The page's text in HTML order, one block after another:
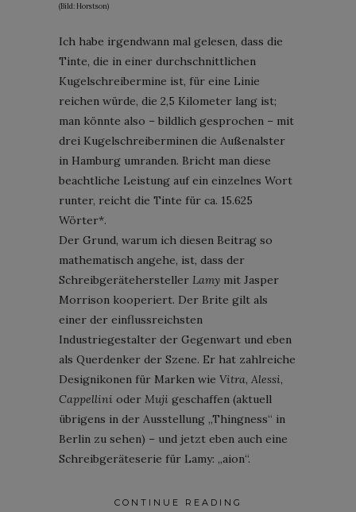
(Bild: Horstson)
Ich habe irgendwann mal gelesen, dass die
Tinte, die in einer durchschnittlichen
Kugelschreibermine ist, für eine Linie
reichen würde, die 2,5 Kilometer lang ist;
man könnte also – bildlich gesprochen – mit
drei Kugelschreiberminen die Außenalster
in Hamburg umranden. Bricht man diese
beachtliche Leistung auf ein einzelnes Wort
runter, reicht die Tinte für ca. 15.625
Wörter*.
Der Grund, warum ich diesen Beitrag so
mathematisch angehe, ist, dass der
Schreibgerätehersteller Lamy mit Jasper
Morrison kooperiert. Der Brite gilt als
einer der einflussreichsten
Industriegestalter der Gegenwart und eben
als Querdenker der Szene. Er hat zahlreiche
Designikonen für Marken wie Vitra, Alessi,
Cappellini oder Muji geschaffen (aktuell
übrigens in der Ausstellung „Thingness“ in
Berlin zu sehen) – und jetzt eben auch eine
Schreibgeräteserie für Lamy: „aion“.
CONTINUE READING